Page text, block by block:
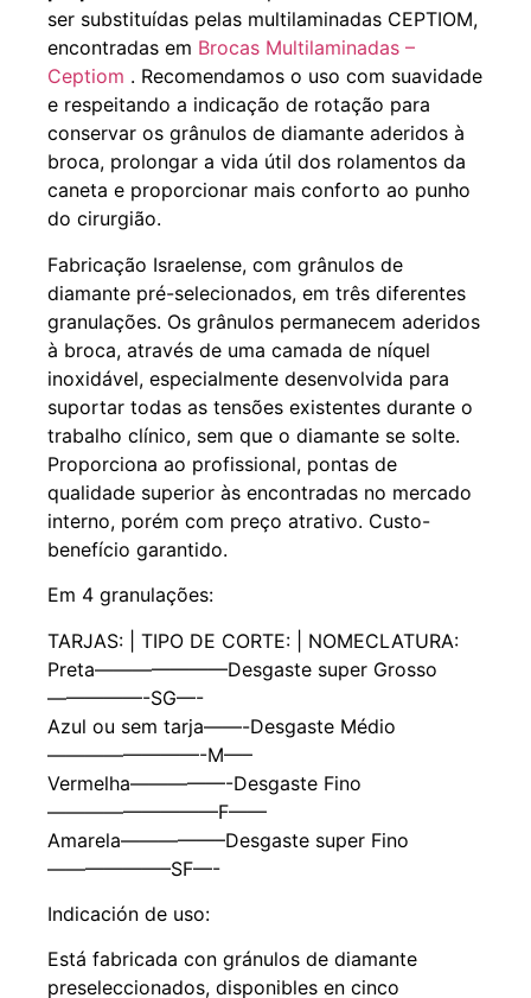
ser substituídas pelas multilaminadas CEPTIOM,
encontradas em Brocas Multilaminadas –
Ceptiom . Recomendamos o uso com suavidade
e respeitando a indicação de rotação para
conservar os grânulos de diamante aderidos à
broca, prolongar a vida útil dos rolamentos da
caneta e proporcionar mais conforto ao punho
do cirurgião.
Fabricação Israelense, com grânulos de
diamante pré-selecionados, em três diferentes
granulações. Os grânulos permanecem aderidos
à broca, através de uma camada de níquel
inoxidável, especialmente desenvolvida para
suportar todas as tensões existentes durante o
trabalho clínico, sem que o diamante se solte.
Proporciona ao profissional, pontas de
qualidade superior às encontradas no mercado
interno, porém com preço atrativo. Custo-
benefício garantido.
Em 4 granulações:
TARJAS: | TIPO DE CORTE: | NOMECLATURA:
Preta———————Desgaste super Grosso
—————-SG—-
Azul ou sem tarja——-Desgaste Médio
————————-M—–
Vermelha—————-Desgaste Fino
—————————F——
Amarela—————–Desgaste super Fino
——————–SF—-
Indicación de uso:
Está fabricada con gránulos de diamante
preseleccionados, disponibles en cinco